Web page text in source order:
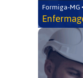
Formiga-MG